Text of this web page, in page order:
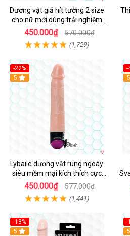
Dương vật giả hít tường 2 size
cho nữ mới dùng trải nghiệm
thật
450.000₫ 570.000₫
(1,729)
-22%
Hot
5
Lybaile dương vật rung ngoáy
siêu mềm mại kích thích cực
mạnh
450.000₫ 577.000₫
(1,441)
-
5
-18%
Hot
5
-
5